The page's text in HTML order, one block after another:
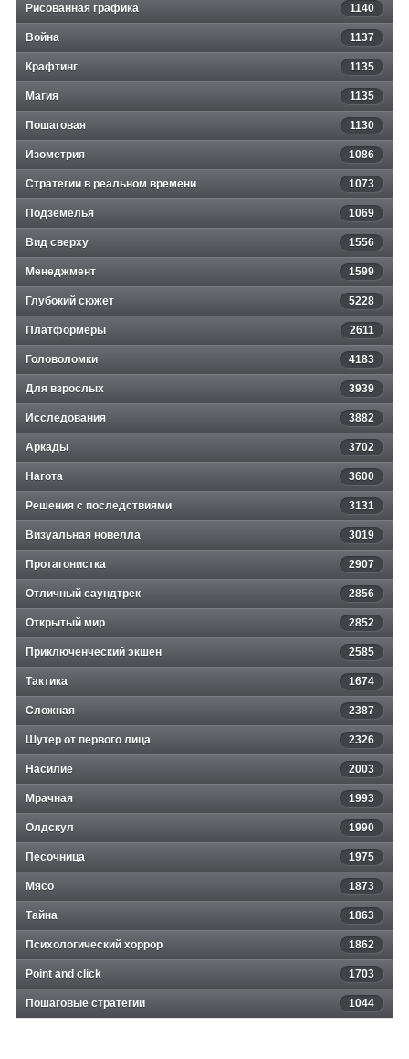
Рисованная графика 1140
Война 1137
Крафтинг 1135
Магия 1135
Пошаговая 1130
Изометрия 1086
Стратегии в реальном времени 1073
Подземелья 1069
Вид сверху 1556
Менеджмент 1599
Глубокий сюжет 5228
Платформеры 2611
Головоломки 4183
Для взрослых 3939
Исследования 3882
Аркады 3702
Нагота 3600
Решения с последствиями 3131
Визуальная новелла 3019
Протагонистка 2907
Отличный саундтрек 2856
Открытый мир 2852
Приключенческий экшен 2585
Тактика 1674
Сложная 2387
Шутер от первого лица 2326
Насилие 2003
Мрачная 1993
Олдскул 1990
Песочница 1975
Мясо 1873
Тайна 1863
Психологический хоррор 1862
Point and click 1703
Пошаговые стратегии 1044